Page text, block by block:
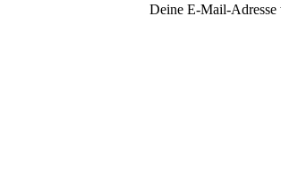
Deine E-Mail-